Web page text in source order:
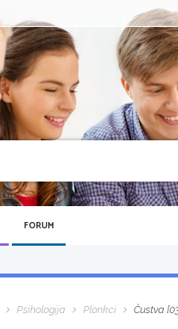
FORUM
Psihologija Plonkci Čustva